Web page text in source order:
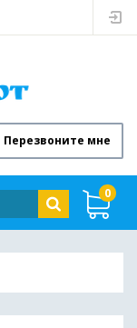
Перезвоните мне
0